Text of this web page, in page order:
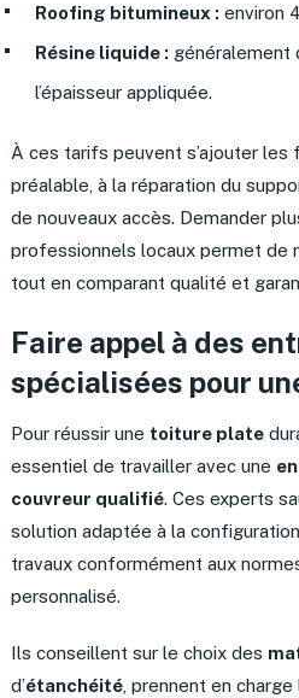
Roofing bitumineux :environ
Résine liquide :généralement
l’épaisseur appliquée.
À ces tarifs peuvent s’ajouter les
préalable, à la réparation du
de nouveaux accès. Demander
professionnels locaux permet de
tout en comparant qualité et
Faire appel à des
spécialisées pour
Pour réussir une toiture plate
essentiel de travailler avec une
couvreur qualifié. Ces experts
solution adaptée à la
travaux conformément aux
personnalisé.
Ils conseillent sur le choix des
d’étanchéité, prennent en